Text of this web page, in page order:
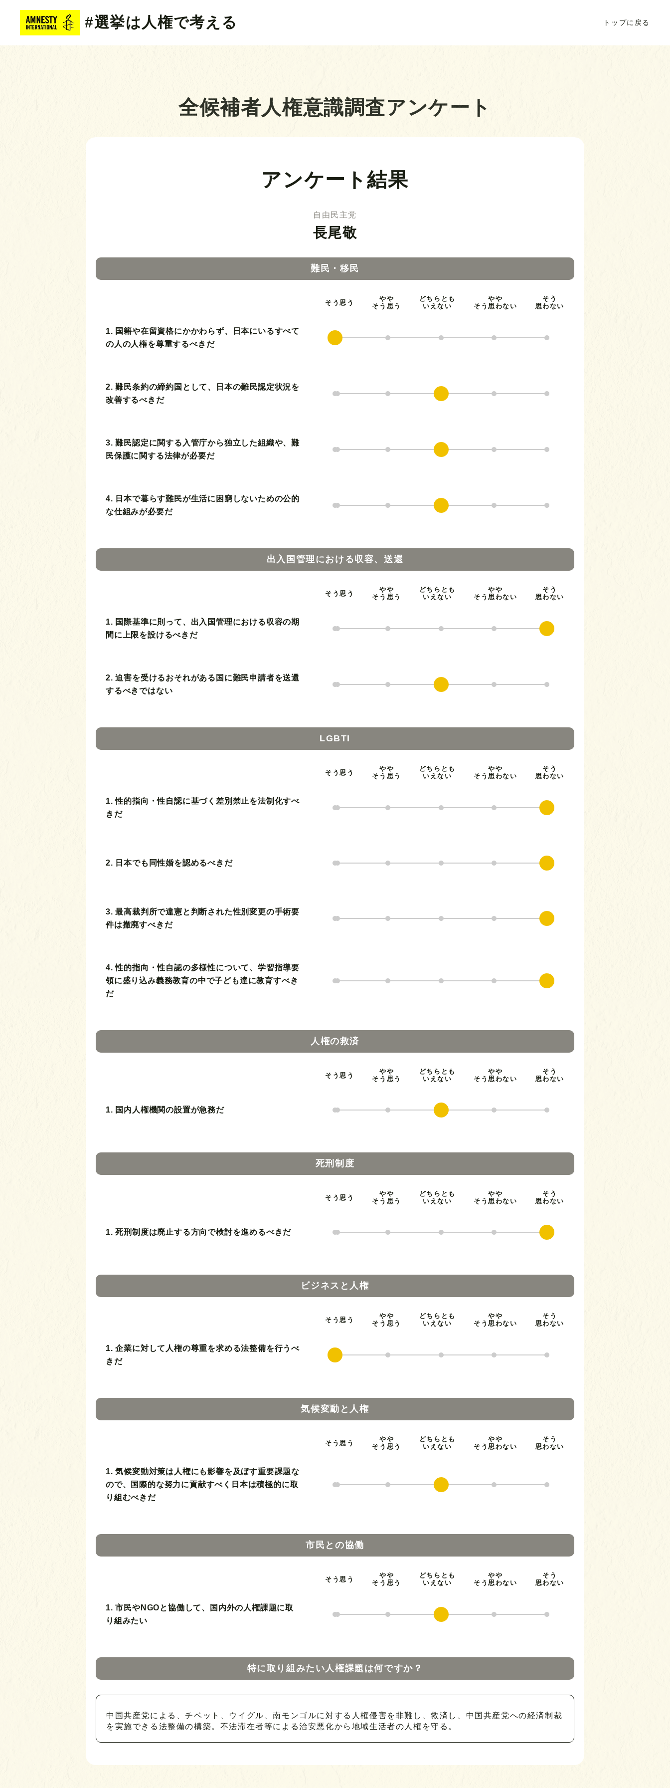
#選挙は人権で考える トップに戻る
全候補者人権意識調査アンケート
アンケート結果
自由民主党
長尾敬
難民・移民
そう思う
やや
そう思う
どちらとも
いえない
やや
そう思わない
そう
思わない
1. 国籍や在留資格にかかわらず、日本にいるすべて
の人の人権を尊重するべきだ
2. 難民条約の締約国として、日本の難民認定状況を
改善するべきだ
3. 難民認定に関する入管庁から独立した組織や、難
民保護に関する法律が必要だ
4. 日本で暮らす難民が生活に困窮しないための公的
な仕組みが必要だ
出入国管理における収容、送還
そう思う
やや
そう思う
どちらとも
いえない
やや
そう思わない
そう
思わない
1. 国際基準に則って、出入国管理における収容の期
間に上限を設けるべきだ
2. 迫害を受けるおそれがある国に難民申請者を送還
するべきではない
LGBTI
そう思う
やや
そう思う
どちらとも
いえない
やや
そう思わない
そう
思わない
1. 性的指向・性自認に基づく差別禁止を法制化すべ
きだ
2. 日本でも同性婚を認めるべきだ
3. 最高裁判所で違憲と判断された性別変更の手術要
件は撤廃すべきだ
4. 性的指向・性自認の多様性について、学習指導要
領に盛り込み義務教育の中で子ども達に教育すべき
だ
人権の救済
そう思う
やや
そう思う
どちらとも
いえない
やや
そう思わない
そう
思わない
1. 国内人権機関の設置が急務だ
死刑制度
そう思う
やや
そう思う
どちらとも
いえない
やや
そう思わない
そう
思わない
1. 死刑制度は廃止する方向で検討を進めるべきだ
ビジネスと人権
そう思う
やや
そう思う
どちらとも
いえない
やや
そう思わない
そう
思わない
1. 企業に対して人権の尊重を求める法整備を行うべ
きだ
気候変動と人権
そう思う
やや
そう思う
どちらとも
いえない
やや
そう思わない
そう
思わない
1. 気候変動対策は人権にも影響を及ぼす重要課題な
ので、国際的な努力に貢献すべく日本は積極的に取
り組むべきだ
市民との協働
そう思う
やや
そう思う
どちらとも
いえない
やや
そう思わない
そう
思わない
1. 市民やNGOと協働して、国内外の人権課題に取
り組みたい
特に取り組みたい人権課題は何ですか？
中国共産党による、チベット、ウイグル、南モンゴルに対する人権侵害を非難し、救済し、中国共産党への経済制裁
を実施できる法整備の構築。不法滞在者等による治安悪化から地域生活者の人権を守る。